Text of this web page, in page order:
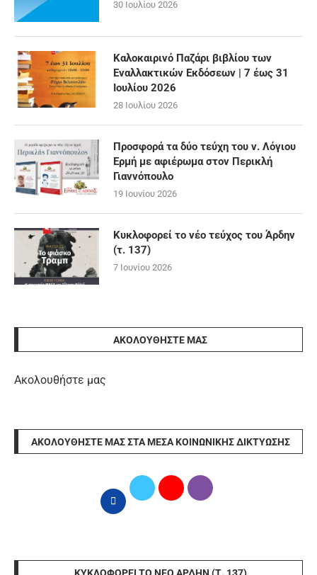
30 Ιουλίου 2026
Καλοκαιρινό Παζάρι βιβλίου των
Εναλλακτικών Εκδόσεων | 7 έως 31
Ιουλίου 2026
28 Ιουλίου 2026
Προσφορά τα δύο τεύχη του ν. Λόγιου
Ερμή με αφιέρωμα στον Περικλή
Γιαννόπουλο
19 Ιουνίου 2026
Κυκλοφορεί το νέο τεύχος του Άρδην
(τ. 137)
7 Ιουνίου 2026
ΑΚΟΛΟΥΘΉΣΤΕ ΜΑΣ
Ακολουθήστε μας
ΑΚΟΛΟΥΘΉΣΤΕ ΜΑΣ ΣΤΑ ΜΈΣΑ ΚΟΙΝΩΝΙΚΉΣ ΔΙΚΤΎΩΣΗΣ